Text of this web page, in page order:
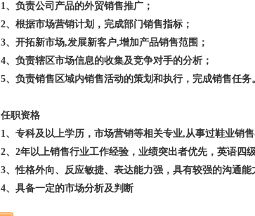
1、负责公司产品的外贸销售推广；
2、根据市场营销计划，完成部门销售指标；
3、开拓新市场,发展新客户,增加产品销售范围；
4、负责辖区市场信息的收集及竞争对手的分析；
5、负责销售区域内销售活动的策划和执行，完成销售任务
任职资格
1、专科及以上学历，市场营销等相关专业,从事过鞋业销
2、2年以上销售行业工作经验，业绩突出者优先，英语四
3、性格外向、反应敏捷、表达能力强，具有较强的沟通
4、具备一定的市场分析及判断